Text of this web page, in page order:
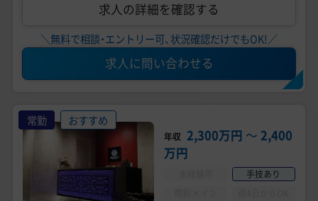
求人の詳細を確認する
＼無料で相談・エントリー可、状況確認だけでもOK!／
求人に問い合わせる
常勤 おすすめ
年収 2,300万円 〜 2,400
万円
手技あり